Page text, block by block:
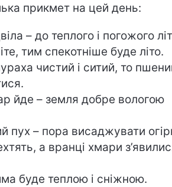
прикмет на цей день:
– до теплого і погожого
тим спекотніше буде літо.
чистий і ситий, то
йде – земля добре вологою
пух – пора висаджувати
а вранці хмари
буде теплою і сніжною.